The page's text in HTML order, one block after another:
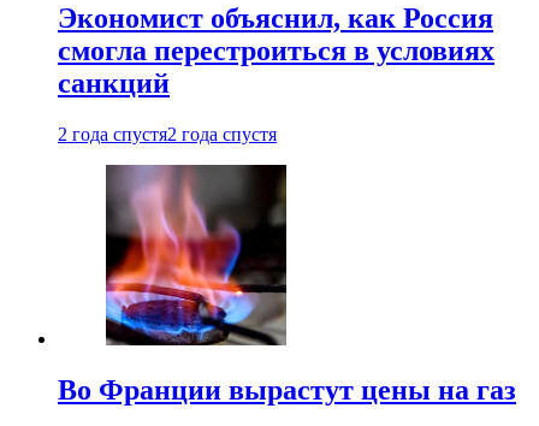
Экономист объяснил, как Россия
смогла перестроиться в условиях
санкций
2 года спустя2 года спустя
Во Франции вырастут цены на газ